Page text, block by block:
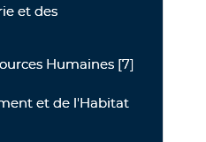
et des
Humaines [7]
l'Habitatet de l'Habitat